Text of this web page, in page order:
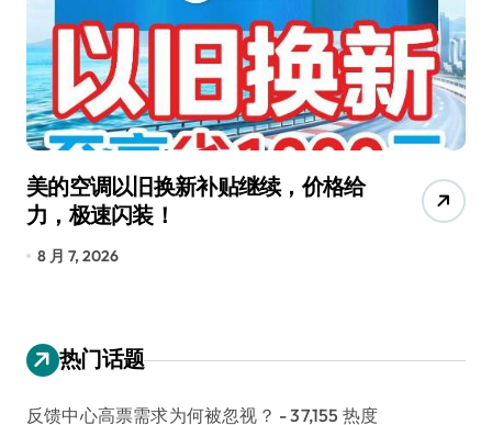
美的空调以旧换新补贴继续，价格给
力，极速闪装！
8 月 7, 2026
热门话题
反馈中心高票需求为何被忽视？ - 37,155 热度